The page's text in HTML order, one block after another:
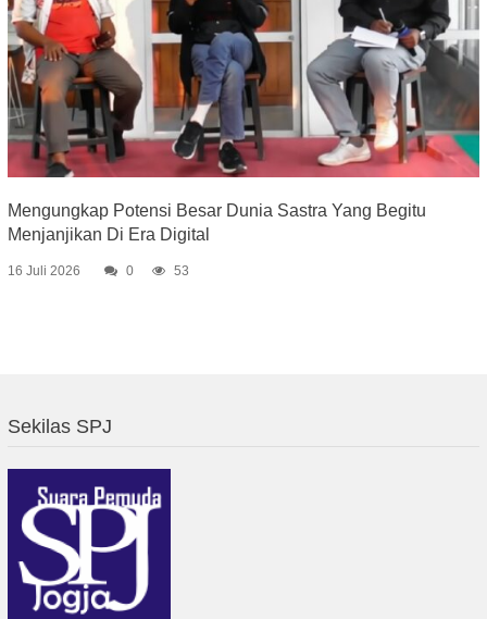
Mengungkap Potensi Besar Dunia Sastra Yang Begitu
Menjanjikan Di Era Digital
16 Juli 2026 0 53
Sekilas SPJ